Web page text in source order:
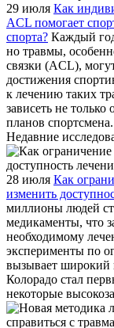
29 июля Как
ACL помогает
спорта? Каждый
но травмы,
связки (ACL),
достижения
к лечению таких
зависеть не
планов
Недавние
28 июля Как
изменить
миллионы людей
медикаменты, что
необходимому
эксперименты по
вызывает широкий
Колорадо стал
некоторые